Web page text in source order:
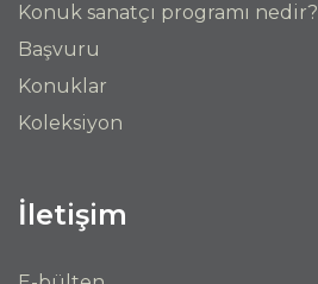
Konuk sanatçı programı nedir?
Başvuru
Konuklar
Koleksiyon
İletişim